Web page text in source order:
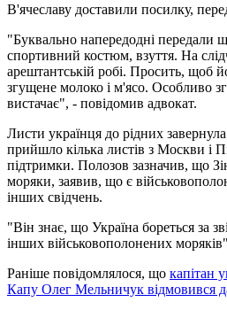
В'ячеславу доставили посилку,
"Буквально напередодні передали
спортивний костюм, взуття. На
арештантській робі. Просить, щоб
згущене молоко і м'ясо. Особливо
вистачає", - повідомив адвокат.
Листи українця до рідних
прийшло кілька листів з Москви і
підтримки. Полозов зазначив, що
моряки, заявив, що є
інших свідчень.
"Він знає, що Україна бореться за
інших військовополонених
Раніше повідомлялося, що капітан
Капу Олег Мельничук відмовився